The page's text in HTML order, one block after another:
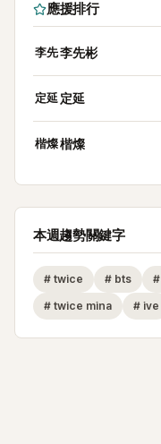
應援排行
李先李先彬
定延 定延
楷燦楷燦
本週趨勢關鍵字
# twice # bts #
# twice mina # ive